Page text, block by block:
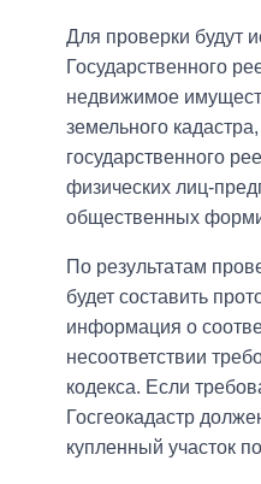
Для проверки будут
Государственного
недвижимое
земельного
государственного
физических лиц-
общественных
По результатам
будет составить
информация о
несоответствии
кодекса. Если
Госгеокадастр
купленный участок